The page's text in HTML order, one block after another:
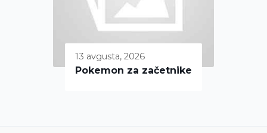
13 avgusta, 2026
Pokemon za začetnike